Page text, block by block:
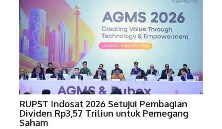
RUPST Indosat 2026 Setujui Pembagian
Dividen Rp3,57 Triliun untuk Pemegang
Saham